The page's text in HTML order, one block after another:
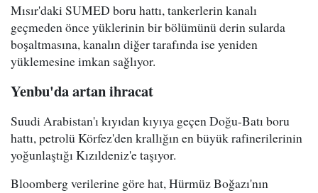
Mısır'daki SUMED boru hattı, tankerlerin kanalı
geçmeden önce yüklerinin bir bölümünü derin sularda
boşaltmasına, kanalın diğer tarafında ise yeniden
yüklemesine imkan sağlıyor.
Yenbu'da artan ihracat
Suudi Arabistan'ı kıyıdan kıyıya geçen Doğu-Batı boru
hattı, petrolü Körfez'den krallığın en büyük rafinerilerinin
yoğunlaştığı Kızıldeniz'e taşıyor.
Bloomberg verilerine göre hat, Hürmüz Boğazı'nın